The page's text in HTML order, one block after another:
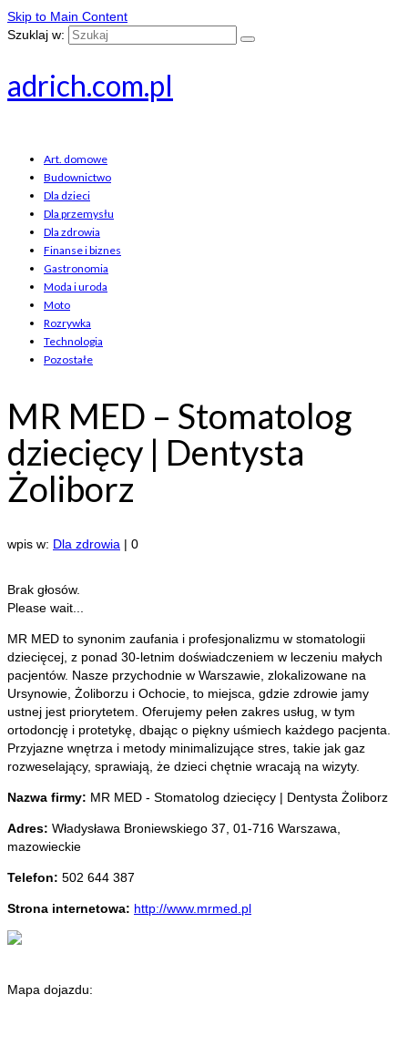
Skip to Main Content
Szuklaj w:
adrich.com.pl
Art. domowe
Budownictwo
Dla dzieci
Dla przemysłu
Dla zdrowia
Finanse i biznes
Gastronomia
Moda i uroda
Moto
Rozrywka
Technologia
Pozostałe
MR MED – Stomatolog
dziecięcy | Dentysta
Żoliborz
wpis w: Dla zdrowia | 0
Brak głosów.
Please wait...
MR MED to synonim zaufania i profesjonalizmu w stomatologii
dziecięcej, z ponad 30-letnim doświadczeniem w leczeniu małych
pacjentów. Nasze przychodnie w Warszawie, zlokalizowane na
Ursynowie, Żoliborzu i Ochocie, to miejsca, gdzie zdrowie jamy
ustnej jest priorytetem. Oferujemy pełen zakres usług, w tym
ortodoncję i protetykę, dbając o piękny uśmiech każdego pacjenta.
Przyjazne wnętrza i metody minimalizujące stres, takie jak gaz
rozweselający, sprawiają, że dzieci chętnie wracają na wizyty.
Nazwa firmy: MR MED - Stomatolog dziecięcy | Dentysta Żoliborz
Adres: Władysława Broniewskiego 37 01-716 Warszawa
mazowieckie
Telefon: 502 644 387
Strona internetowa: http://www.mrmed.pl
Mapa dojazdu: